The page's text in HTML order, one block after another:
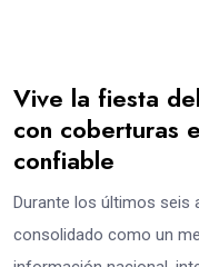
Vive la fiesta
con coberturas
confiable
Durante los últimos seis
consolidado como un